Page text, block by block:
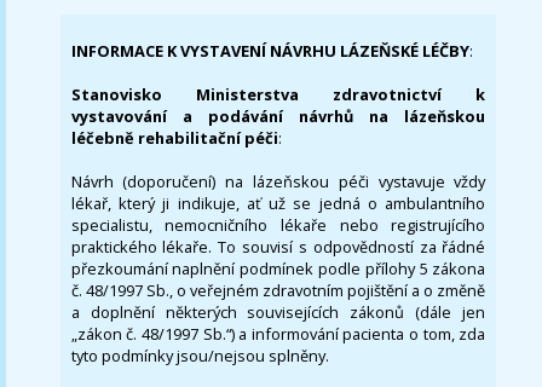
INFORMACE K VYSTAVENÍ NÁVRHU LÁZEŇSKÉ LÉČBY:
Stanovisko Ministerstva zdravotnictví k
vystavování a podávání návrhů na lázeňskou
léčebně rehabilitační péči:
Návrh (doporučení) na lázeňskou péči vystavuje vždy
lékař, který ji indikuje, ať už se jedná o ambulantního
specialistu, nemocničního lékaře nebo registrujícího
praktického lékaře. To souvisí s odpovědností za řádné
přezkoumání naplnění podmínek podle přílohy 5 zákona
č. 48/1997 Sb., o veřejném zdravotním pojištění a o změně
a doplnění některých souvisejících zákonů (dále jen
„zákon č. 48/1997 Sb.“) a informování pacienta o tom, zda
tyto podmínky jsou/nejsou splněny.